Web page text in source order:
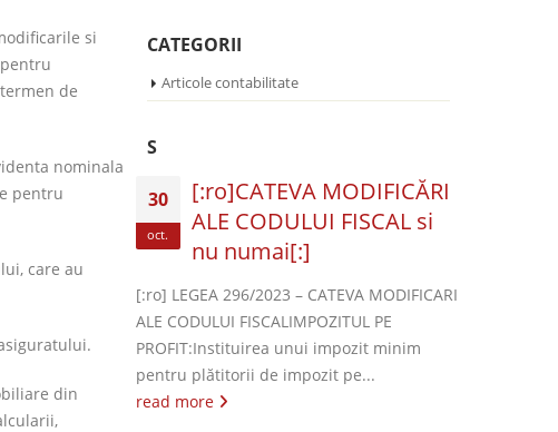
si
de
nominala
pentru
care au
din
CATEGORII
Articole contabilitate
S
30
oct.
[:ro]CATEVA MODIFICĂRI
ALE CODULUI FISCAL si
nu numai[:]
[:ro] LEGEA 296/2023 – CATEVA MODIFICARI
ALE CODULUI FISCALIMPOZITUL PE
PROFIT:Instituirea unui impozit minim
pentru plătitorii de impozit pe...
read more